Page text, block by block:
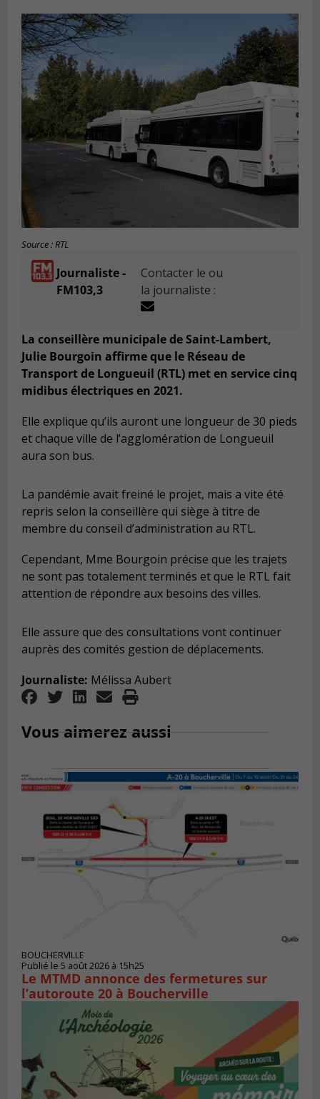
Source : RTL
Journaliste -
FM103,3
Contacter le ou
la journaliste :
La conseillère municipale de Saint-Lambert,
Julie Bourgoin affirme que le Réseau de
Transport de Longueuil (RTL) met en service cinq
midibus électriques en 2021.
Elle explique qu’ils auront une longueur de 30 pieds
et chaque ville de l’agglomération de Longueuil
aura son bus.
La pandémie avait freiné le projet, mais a vite été
repris selon la conseillère qui siège à titre de
membre du conseil d’administration au RTL.
Cependant, Mme Bourgoin précise que les trajets
ne sont pas totalement terminés et que le RTL fait
attention de répondre aux besoins des villes.
Elle assure que des consultations vont continuer
auprès des comités gestion de déplacements.
Journaliste: Mélissa Aubert
Vous aimerez aussi
BOUCHERVILLE
Publié le 5 août 2026 à 15h25
Le MTMD annonce des fermetures sur
l’autoroute 20 à Boucherville